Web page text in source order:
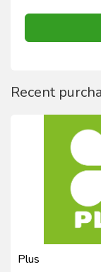
Recent
Plus